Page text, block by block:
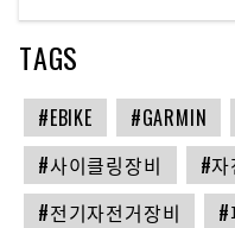
TAGS
#EBIKE #GARMIN
#사이클링장비
#자
#전기자전거장비
#